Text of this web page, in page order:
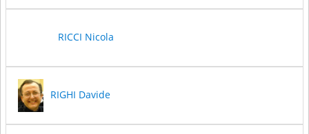
RICCI Nicola
RIGHI Davide